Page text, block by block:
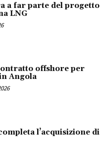
a far parte del progetto
LNG
offshore per
Angola
l’acquisizione di